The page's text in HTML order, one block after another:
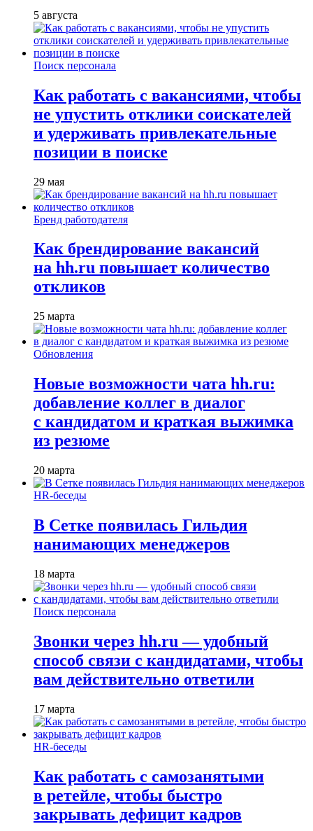
5 августа
Поиск персонала
Как работать с вакансиями, чтобы
не упустить отклики соискателей
и удерживать привлекательные
позиции в поиске
29 мая
Бренд работодателя
Как брендирование вакансий
на hh.ru повышает количество
откликов
25 марта
Обновления
Новые возможности чата hh.ru:
добавление коллег в диалог
с кандидатом и краткая выжимка
из резюме
20 марта
HR-беседы
В Сетке появилась Гильдия
нанимающих менеджеров
18 марта
Поиск персонала
Звонки через hh.ru — удобный
способ связи с кандидатами, чтобы
вам действительно ответили
17 марта
HR-беседы
Как работать с самозанятыми
в ретейле, чтобы быстро
закрывать дефицит кадров